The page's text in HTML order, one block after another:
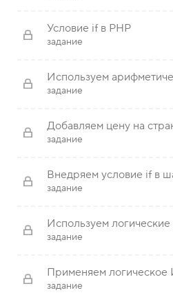
Условие if в PHP
задание
Используем
задание
Добавляем цену на
задание
Внедряем условие if в
задание
Используем
задание
Применяем
задание